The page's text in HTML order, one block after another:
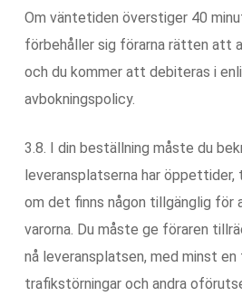
Om väntetiden överstiger 40
förbehåller sig förarna rätten att
och du kommer att debiteras i
avbokningspolicy.
3.8. I din beställning måste du
leveransplatserna har öppettider,
om det finns någon tillgänglig för
varorna. Du måste ge föraren
nå leveransplatsen, med minst
trafikstörningar och andra